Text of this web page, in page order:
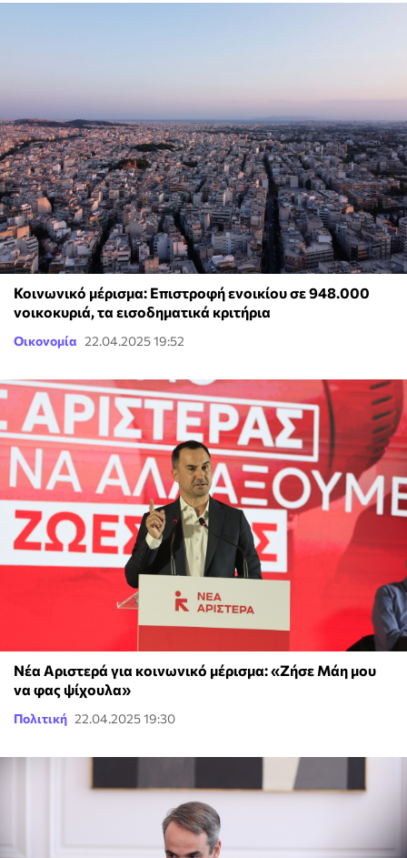
Κοινωνικό μέρισμα: Επιστροφή ενοικίου σε 948.000
νοικοκυριά, τα εισοδηματικά κριτήρια
Οικονομία 22.04.2025 19:52
Νέα Αριστερά για κοινωνικό μέρισμα: «Ζήσε Μάη μου
να φας ψίχουλα»
Πολιτική 22.04.2025 19:30